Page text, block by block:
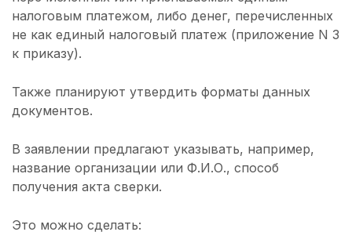
налоговым платежом, либо денег, перечисленных
не как единый налоговый платеж (приложение N 3
к приказу).
Также планируют утвердить форматы данных
документов.
В заявлении предлагают указывать, например,
название организации или Ф.И.О., способ
получения акта сверки.
Это можно сделать: